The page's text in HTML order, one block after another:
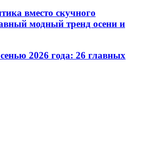
вместо скучного
модный тренд осени и
2026 года: 26 главных